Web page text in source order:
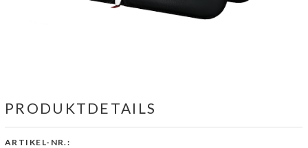
PRODUKTDETAILS
ARTIKEL-NR.: